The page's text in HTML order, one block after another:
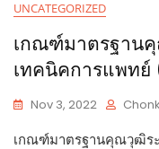
UNCATEGORIZED
เกณฑ์มาตรฐาน
เทคนิคการแพทย์
Nov 3, 2022
เกณฑ์มาตรฐานคุณวุฒิร